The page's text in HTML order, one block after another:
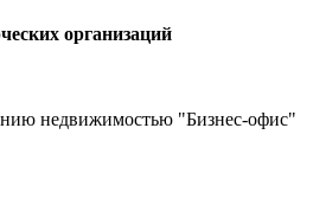
организаций
недвижимостью "Бизнес-офис"